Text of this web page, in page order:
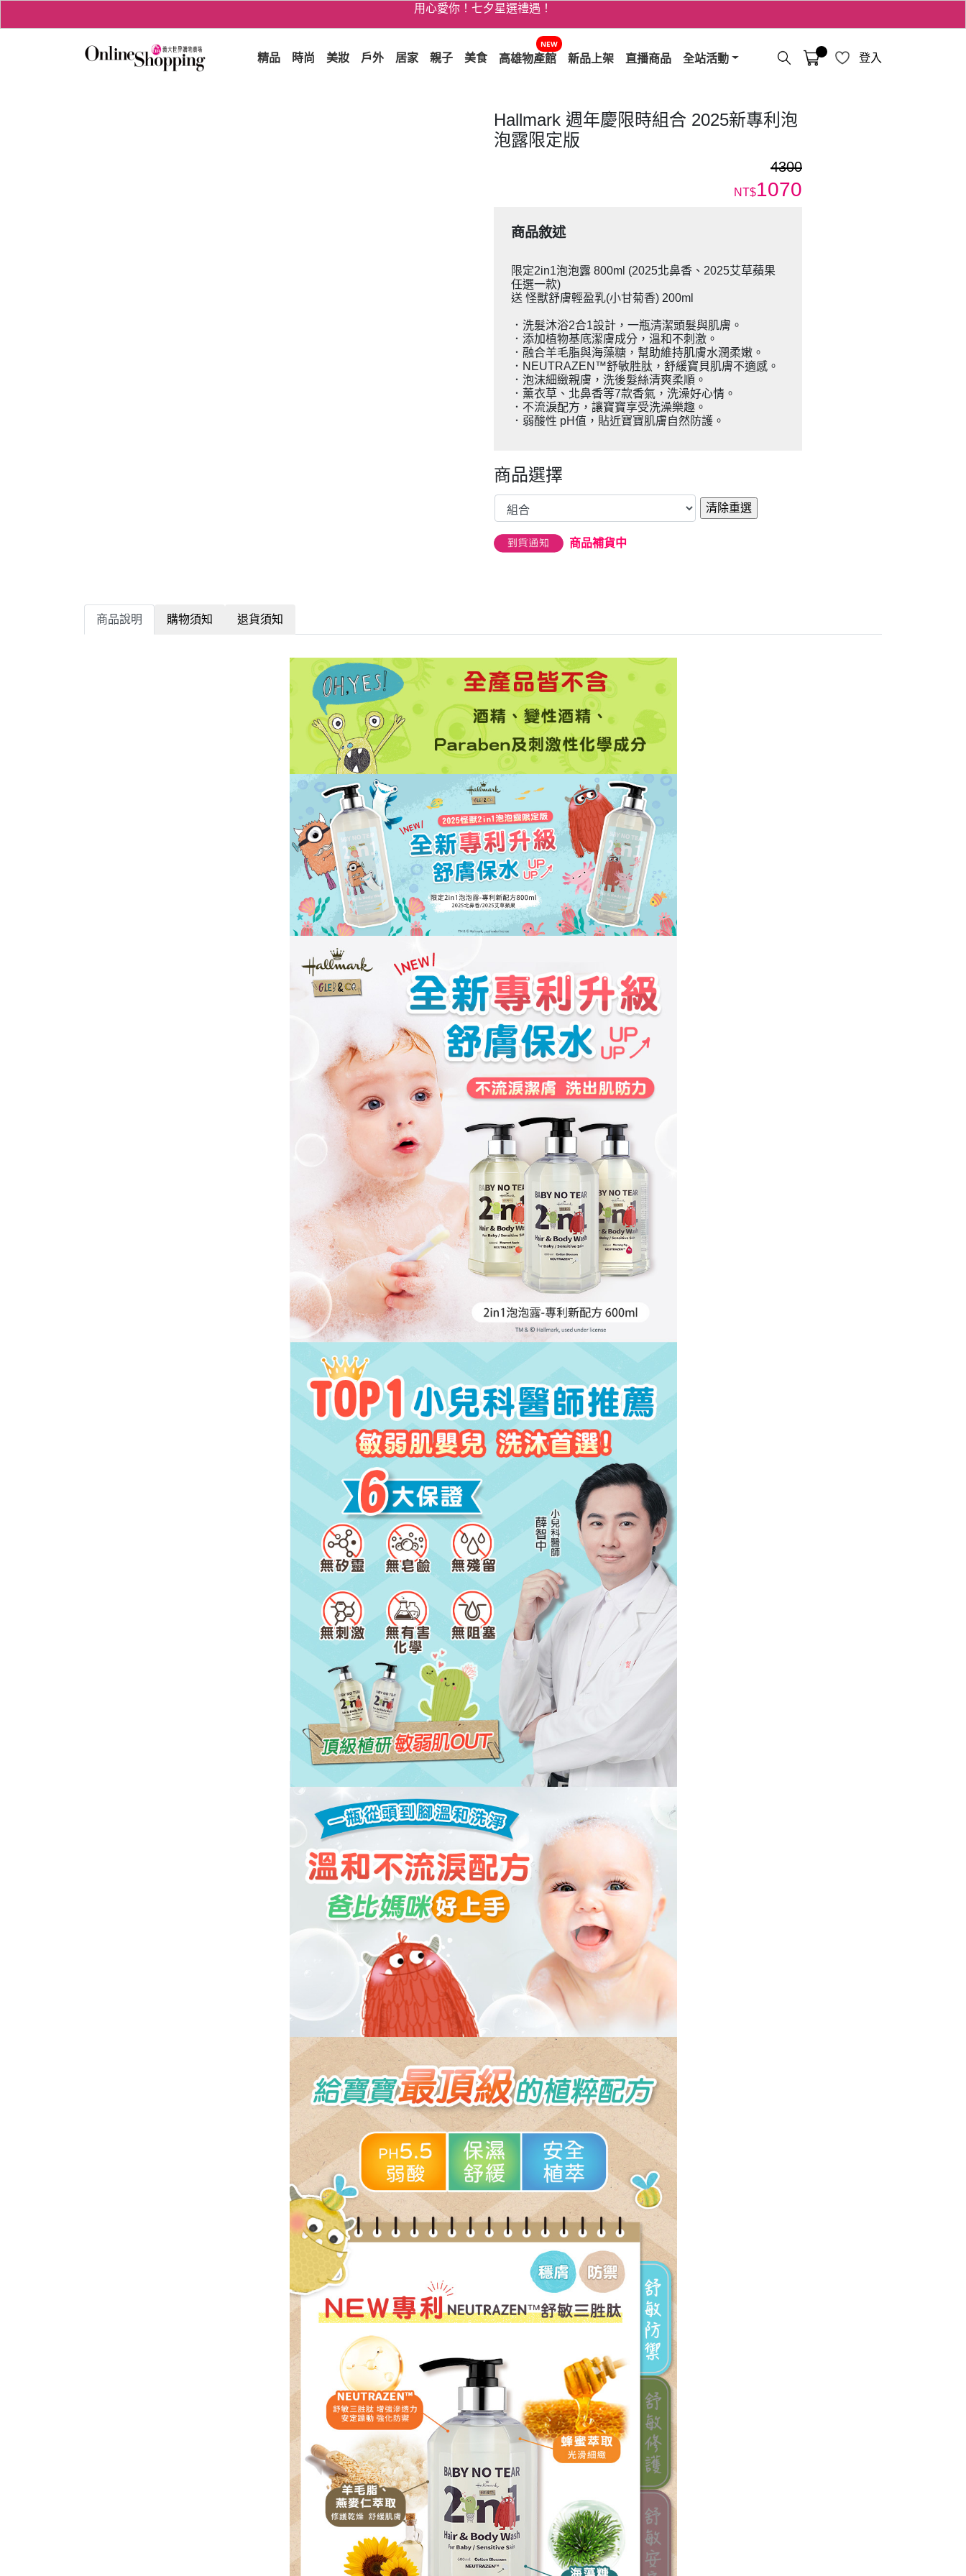
3折起！德國工藝精品 AIGNER 流量款
爸氣十足 - 父親節精選專區
用心愛你！七夕星選禮遇！
精品 時尚 美妝 戶外 居家 親子 美食 高雄物產館
NEW
新品上架 直播商品 全站活動 登入
Hallmark 週年慶限時組合 2025新專利泡
泡露限定版
4300
NT$1070
商品敘述
限定2in1泡泡露 800ml (2025北鼻香、2025艾草蘋果
任選一款)
送 怪獸舒膚輕盈乳(小甘菊香) 200ml
．洗髮沐浴2合1設計，一瓶清潔頭髮與肌膚。
．添加植物基底潔膚成分，溫和不刺激。
．融合羊毛脂與海藻糖，幫助維持肌膚水潤柔嫩。
．NEUTRAZEN™舒敏胜肽，舒緩寶貝肌膚不適感。
．泡沫細緻親膚，洗後髮絲清爽柔順。
．薰衣草、北鼻香等7款香氣，洗澡好心情。
．不流淚配方，讓寶寶享受洗澡樂趣。
．弱酸性 pH值，貼近寶寶肌膚自然防護。
商品選擇
商品補貨中
商品說明 購物須知 退貨須知